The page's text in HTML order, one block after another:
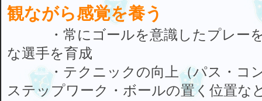
観ながら感覚を養う
・常にゴールを意識したプレーを
な選手を育成
・テクニックの向上（パス・コン
ステップワーク・ボールの置く位置な